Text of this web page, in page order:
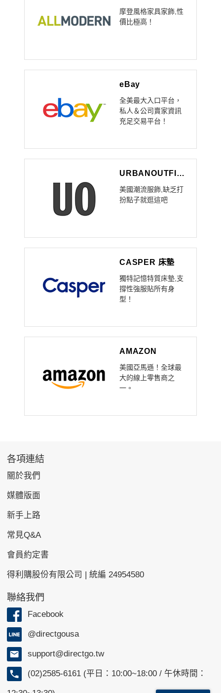
摩登風格家具家飾,性
價比極高！
eBay
全美最大入口平台，
私人＆公司賣家資訊
充足交易平台！
URBANOUTFITTERS
美國潮流服飾,缺乏打
扮點子就逛這吧
CASPER 床墊
獨特記憶特質床墊,支
撐性強服貼所有身
型！
AMAZON
美國亞馬遜！全球最
大的線上零售商之
一。
各項連結
關於我們
媒體版面
新手上路
常見Q&A
會員約定書
得利購股份有限公司 | 統編 24954580
聯絡我們
Facebook
@directgousa
support@directgo.tw
(02)2585-6161 (平日：10:00~18:00 / 午休時間：